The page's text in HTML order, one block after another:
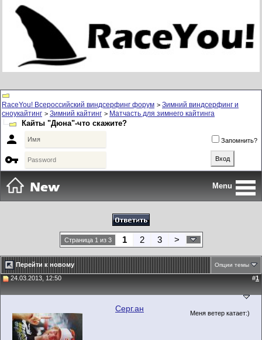
RaceYou! Всероссийский виндсерфинг форум > Зимний виндсерфинг и
сноукайтинг > Зимний кайтинг > Матчасть для зимнего кайтинга
Кайты "Дюна"-что скажите?
 Запомнить?

Menu
Страница 1 из 3 1 2 3 >
Перейти к новому Опции темы
24.03.2013, 12:50 #1
Серг.ан Меня ветер катает:)